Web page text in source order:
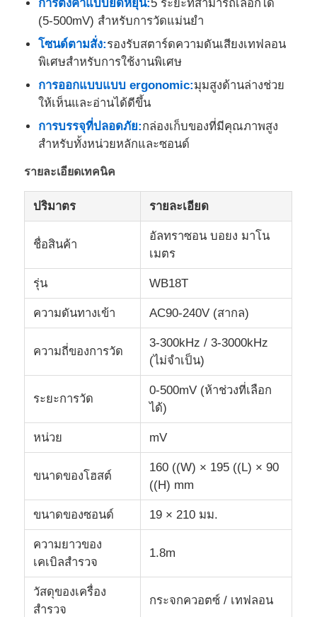
เครื่องตรวจจับรังสีนิวเคลียร์
เครื่องวัดปริมาตรส่วนบุคคล
เซ็นเซอร์รังสี
ระบบติดตามรังสีนิวเคลียร์
เครื่องวัดประจุลบในอากาศ
เครื่องตรวจจับ PM2.5
เครื่องนับอนุภาคฝุ่น
เซ็นเซอร์สสารอนุภาค
อุปกรณ์ติดตามคุณภาพอากาศ
ระบบติดตามคุณภาพอากาศภายนอก
เครื่องตรวจจับไอออนลบ
เครื่องตรวจจับโอโซน
การตั้งค่าแบบยืดหยุ่น:5 ระยะที่สามารถเลือกได้
(5-500mV) สําหรับการวัดแม่นยํา
โซนด์ตามสั่ง:รองรับสตาร์ดความดันเสียงเทฟลอน
พิเศษสําหรับการใช้งานพิเศษ
การออกแบบแบบ ergonomic:มุมสูงด้านล่างช่วย
ให้เห็นและอ่านได้ดีขึ้น
การบรรจุที่ปลอดภัย:กล่องเก็บของที่มีคุณภาพสูง
สําหรับทั้งหน่วยหลักและซอนด์
รายละเอียดเทคนิค
ปริมาตร รายละเอียด
ชื่อสินค้า
อัลทราซอน บอยง มาโน
เมตร
รุ่น WB18T
ความดันทางเข้า AC90-240V (สากล)
ความถี่ของการวัด
3-300kHz / 3-3000kHz
(ไม่จําเป็น)
ระยะการวัด
0-500mV (ห้าช่วงที่เลือก
ได้)
หน่วย mV
ขนาดของโฮสต์
160 ((W) × 195 ((L) × 90
((H) mm
ขนาดของซอนด์ 19 × 210 มม.
ความยาวของ
เคเบิลสํารวจ
1.8m
วัสดุของเครื่อง
สํารวจ
กระจกควอตซ์ / เทฟลอน